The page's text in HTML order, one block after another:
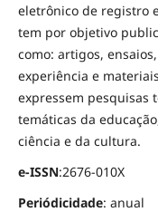
eletrônico de registro
tem por objetivo
como: artigos,
experiência e
expressem pesquisas
temáticas da
ciência e da cultura.
e-ISSN:2676-010X
Periódicidade: anual